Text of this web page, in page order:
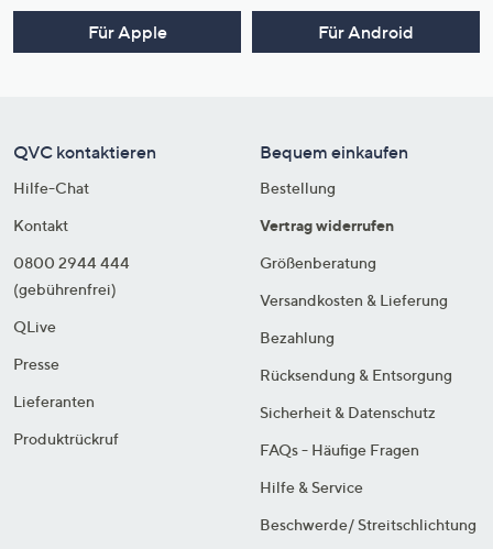
Für Apple Für Android
QVC kontaktieren
Hilfe-Chat
Kontakt
0800 2944 444
(gebührenfrei)
QLive
Presse
Lieferanten
Produktrückruf
Bequem einkaufen
Bestellung
Vertrag widerrufen
Größenberatung
Versandkosten & Lieferung
Bezahlung
Rücksendung & Entsorgung
Sicherheit & Datenschutz
FAQs - Häufige Fragen
Hilfe & Service
Beschwerde/ Streitschlichtung